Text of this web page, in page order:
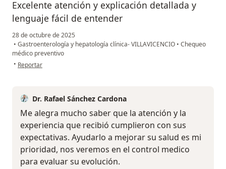
Excelente atención y explicación detallada y
lenguaje fácil de entender
28 de octubre de 2025
• Gastroenterología y hepatología clínica- VILLAVICENCIO • Chequeo
médico preventivo
• en opinión del usuario Hamilton Agudelo
Reportar
Dr. Rafael Sánchez Cardona
Me alegra mucho saber que la atención y la
experiencia que recibió cumplieron con sus
expectativas. Ayudarlo a mejorar su salud es mi
prioridad, nos veremos en el control medico
para evaluar su evolución.